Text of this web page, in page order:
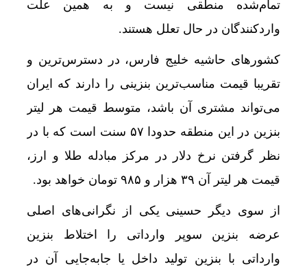
تمام‌شده منطقی نیست و به همین علت
واردکنندگان در حال تعلل هستند.
کشورهای حاشیه خلیج فارس، در دسترس‌ترین و
تقریبا قیمت مناسب‌ترین بنزینی را دارند که ایران
می‌تواند مشتری آن باشد، متوسط قیمت هر لیتر
بنزین در این منطقه حدودا ۵۷ سنت است که با در
نظر گرفتن نرخ دلار در مرکز مبادله طلا و ارز،
قیمت هر لیتر آن ۳۹ هزار و ۹۸۵ تومان خواهد بود.
از سوی دیگر حسینی یکی از نگرانی‌های اصلی
عرضه بنزین سوپر وارداتی را اختلاط بنزین
وارداتی با بنزین تولید داخل یا جابه‌جایی آن در